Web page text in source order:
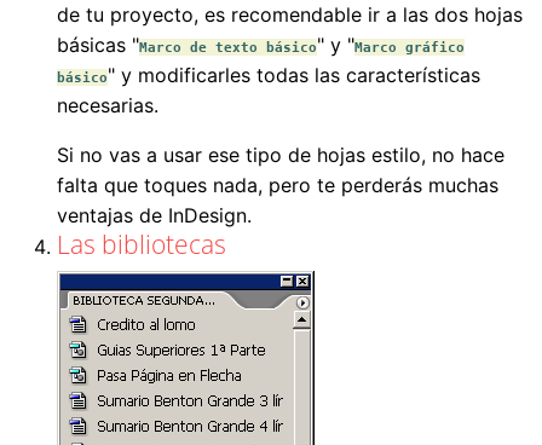
de tu proyecto, es recomendable ir a las dos hojas
básicas "Marco de texto básico" y "Marco gráfico
básico" y modificarles todas las características
necesarias.
Si no vas a usar ese tipo de hojas estilo, no hace
falta que toques nada, pero te perderás muchas
ventajas de InDesign.
Las bibliotecas